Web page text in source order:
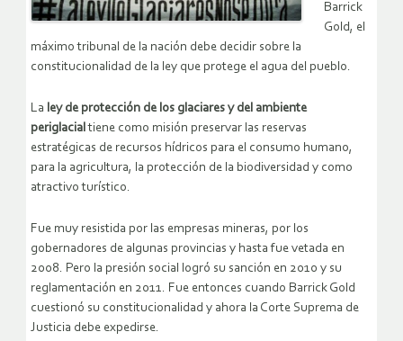
Barrick
Gold, el
máximo tribunal de la nación debe decidir sobre la
constitucionalidad de la ley que protege el agua del pueblo.
La ley de protección de los glaciares y del ambiente
periglacialtiene como misión preservar las reservas
estratégicas de recursos hídricos para el consumo humano,
para la agricultura, la protección de la biodiversidad y como
atractivo turístico.
Fue muy resistida por las empresas mineras, por los
gobernadores de algunas provincias y hasta fue vetada en
2008. Pero la presión social logró su sanción en 2010 y su
reglamentación en 2011. Fue entonces cuando Barrick Gold
cuestionó su constitucionalidad y ahora la Corte Suprema de
Justicia debe expedirse.